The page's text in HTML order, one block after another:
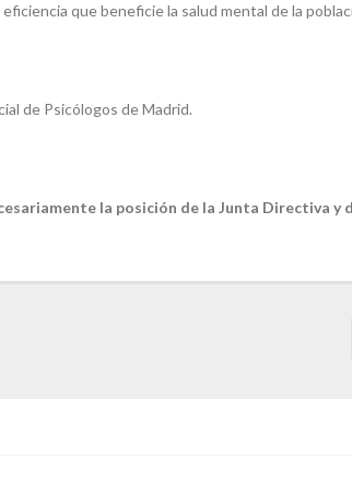
que beneficie la salud mental de la
de Psicólogos de Madrid.
la posición de la Junta Directiva y